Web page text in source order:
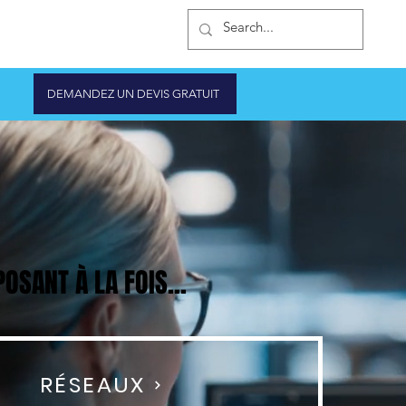
RÉSEAUX
À LA FOIS...
À LA FOIS...
DEMANDEZ UN DEVIS GRATUIT